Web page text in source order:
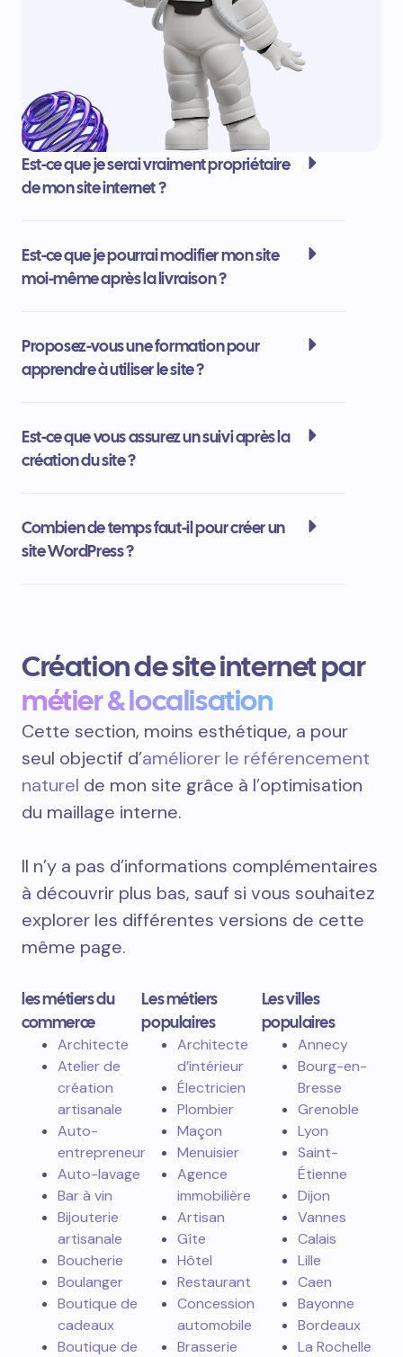
Est-ce que je serai vraiment propriétaire
de mon site internet ?
Est-ce que je pourrai modifier mon site
moi-même après la livraison ?
Proposez-vous une formation pour
apprendre à utiliser le site ?
Est-ce que vous assurez un suivi après la
création du site ?
Combien de temps faut-il pour créer un
site WordPress ?
Création de site internet par
métier & localisation
Cette section, moins esthétique, a pour
seul objectif d’améliorer le référencement
naturel de mon site grâce à l’optimisation
du maillage interne.
Il n’y a pas d’informations complémentaires
à découvrir plus bas, sauf si vous souhaitez
explorer les différentes versions de cette
même page.
les métiers du
commerce
Architecte
Atelier de
création
artisanale
Auto-
entrepreneur
Auto-lavage
Bar à vin
Bijouterie
artisanale
Boucherie
Boulanger
Boutique de
cadeaux
Boutique de
Les métiers
populaires
Architecte
d’intérieur
Électricien
Plombier
Maçon
Menuisier
Agence
immobilière
Artisan
Gîte
Hôtel
Restaurant
Concession
automobile
Brasserie
Les villes
populaires
Annecy
Bourg-en-
Bresse
Grenoble
Lyon
Saint-
Étienne
Dijon
Vannes
Calais
Lille
Caen
Bayonne
Bordeaux
La Rochelle